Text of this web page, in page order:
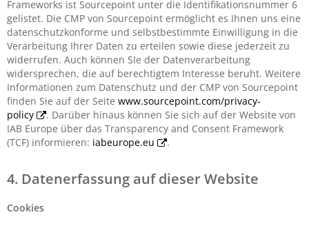
Frameworks ist Sourcepoint unter die Identifikationsnummer 6
gelistet. Die CMP von Sourcepoint ermöglicht es Ihnen uns eine
datenschutzkonforme und selbstbestimmte Einwilligung in die
Verarbeitung Ihrer Daten zu erteilen sowie diese jederzeit zu
widerrufen. Auch können SIe der Datenverarbeitung
widersprechen, die auf berechtigtem Interesse beruht. Weitere
Informationen zum Datenschutz und der CMP von Sourcepoint
finden Sie auf der Seite www.sourcepoint.com/privacy-
policy
. Darüber hinaus können Sie sich auf der Website von
IAB Europe über das Transparency and Consent Framework
(TCF) informieren: iabeurope.eu .
4. Datenerfassung auf dieser Website
Cookies